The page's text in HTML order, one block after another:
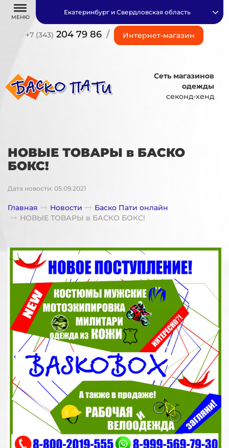
МЕНЮ
+7 (343) 204 79 86 / Интернет-магазин
Екатеринбург и Свердловская область
Сеть магазинов
одежды
секонд-хенд
НОВЫЕ ТОВАРЫ в БАСКО
БОКС!
Дата новости: 05.09.2021
Главная Новости
Баско Пати онлайн
НОВЫЕ ТОВАРЫ в БАСКО БОКС!